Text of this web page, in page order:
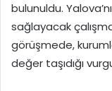
bulunuldu.
sağlayacak
görüşmede,
değer taşıdığı